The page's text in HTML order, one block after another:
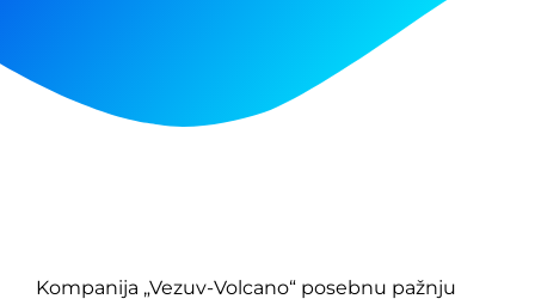
Kompanija „Vezuv-Volcano“ posebnu pažnju